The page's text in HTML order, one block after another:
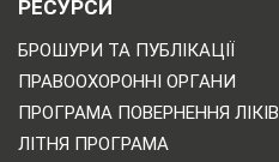
РЕСУРСИ
БРОШУРИ ТА ПУБЛІКАЦІЇ
ПРАВООХОРОННІ ОРГАНИ
ПРОГРАМА ПОВЕРНЕННЯ ЛІКІВ
ЛІТНЯ ПРОГРАМА